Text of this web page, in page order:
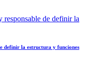
definir la estructura y funciones